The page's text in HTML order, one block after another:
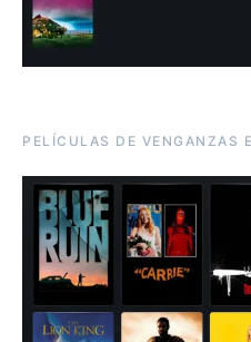
PELÍCULAS DE VENGANZAS